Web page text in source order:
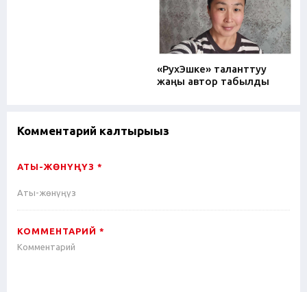
«РухЭшке» таланттуу
жаңы автор табылды
Комментарий калтырыңыз
АТЫ-ЖӨНҮҢҮЗ *
КОММЕНТАРИЙ *